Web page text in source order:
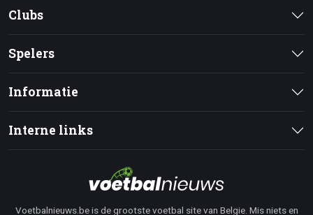
Clubs
Spelers
Informatie
Interne links
Voetbalnieuws.be is de grootste voetbal site van Belgie. Mis niets en